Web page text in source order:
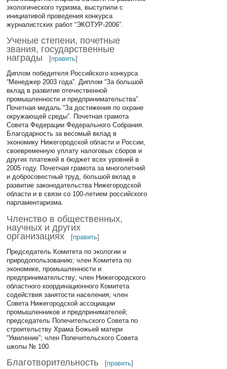
экологического туризма, выступили с
инициативой проведения конкурса
журналистских работ “ЭКОТУР-2006”.
Ученые степени, почетные
звания, государственные
награды
[править]
Диплом победителя Российского конкурса
“Менеджер 2003 года”. Диплом “За большой
вклад в развитие отечественной
промышленности и предпринимательства”.
Почетная медаль “За достижения по охране
окружающей среды”. Почетная грамота
Совета Федерации Федерального Собрания.
Благодарность за весомый вклад в
экономику Нижегородской области и России,
своевременную уплату налоговых сборов и
других платежей в бюджет всех уровней в
2005 году. Почетная грамота за многолетний
и добросовестный труд, большой вклад в
развитие законодательства Нижегородской
области и в связи со 100-летием российского
парламентаризма.
Членство в общественных,
научных и других
организациях
[править]
Председатель Комитета по экологии и
природопользованию; член Комитета по
экономике, промышленности и
предпринимательству; член Нижегородского
областного координационного Комитета
содействия занятости населения; член
Совета Нижегородской ассоциации
промышленников и предпринимателей;
председатель Попечительского Совета по
строительству Храма Божьей матери
“Умиление”; член Попечительского Совета
школы № 100.
Благотворительность [править]